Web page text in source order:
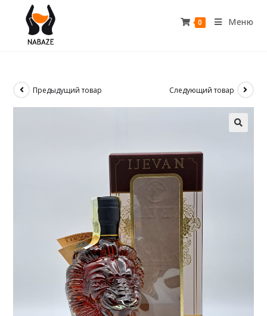
0 Меню
Предыдущий товар Следующий товар